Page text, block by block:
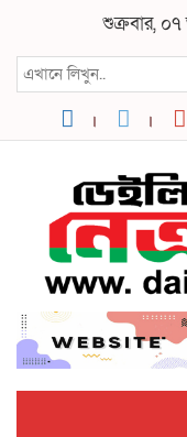
শুক্রবার,